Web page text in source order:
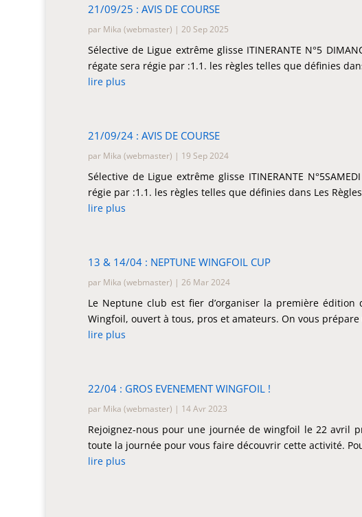
21/09/25 : AVIS DE COURSE
par Mika (webmaster) | 20 Sep 2025
Sélective de Ligue extrême glisse ITINERANTE N°5
régate sera régie par :1.1. les règles telles que définies
lire plus
21/09/24 : AVIS DE COURSE
par Mika (webmaster) | 19 Sep 2024
Sélective de Ligue extrême glisse ITINERANTE
régie par :1.1. les règles telles que définies dans Les
lire plus
13 & 14/04 : NEPTUNE WINGFOIL CUP
par Mika (webmaster) | 26 Mar 2024
Le Neptune club est fier d’organiser la première
Wingfoil, ouvert à tous, pros et amateurs. On vous
lire plus
22/04 : GROS EVENEMENT WINGFOIL !
par Mika (webmaster) | 14 Avr 2023
Rejoignez-nous pour une journée de wingfoil le 22 avril
toute la journée pour vous faire découvrir cette activité.
lire plus